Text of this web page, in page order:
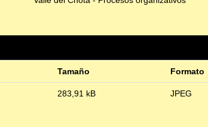
Tamaño Formato
283,91 kB JPEG